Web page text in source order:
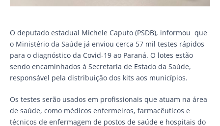
O deputado estadual Michele Caputo (PSDB), informou que
o Ministério da Saúde já enviou cerca 57 mil testes rápidos
para o diagnóstico da Covid-19 ao Paraná. O lotes estão
sendo encaminhados à Secretaria de Estado da Saúde,
responsável pela distribuição dos kits aos municípios.
Os testes serão usados em profissionais que atuam na área
de saúde, como médicos enfermeiros, farmacêuticos e
técnicos de enfermagem de postos de saúde e hospitais do